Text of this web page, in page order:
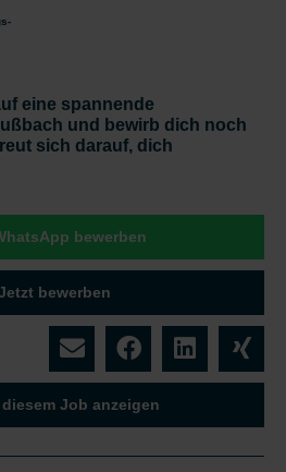
eine spannende
und bewirb dich noch
sich darauf, dich
bewerben
bewerben
Job anzeigen